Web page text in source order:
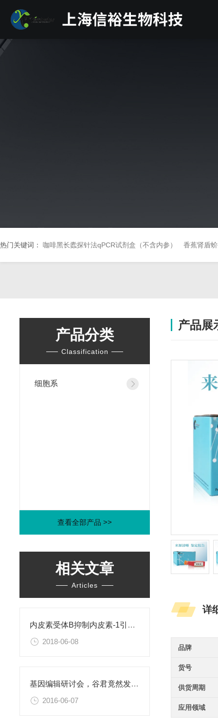
热门关键词： 咖啡黑长蠹探针法qPCR试剂盒（不含内参） 香蕉肾盾
产品分类
Classification
细胞系
查看全部产品 >>
相关文章
Articles
内皮素受体B抑制内皮素-1引起的肝星状细胞活化
2018-06-08
基因编辑研讨会，谷君竟然发福利？
2016-06-07
产品展
详
品牌
货号
供货周期
应用领域